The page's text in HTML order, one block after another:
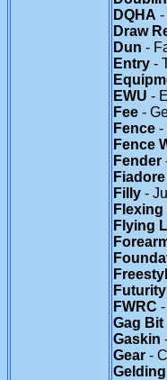
DQHA -
Draw
Dun -
Entry -
EWU -
Fee -
Fence -
Fence
Fender
Fiadore
Filly -
Flexing
Flying
Futurity
FWRC
Gag Bit
Gaskin
Gear -
Gelding